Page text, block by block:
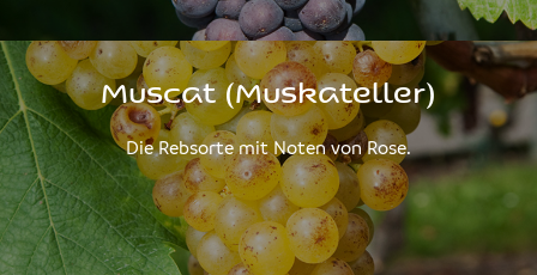
Muscat (Muskateller)
Die Rebsorte mit Noten von Rose.